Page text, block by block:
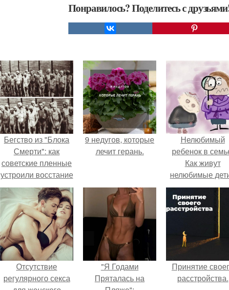
Понравилось? Поделитесь с
Бегство из "Блока
Смерти": как
советские пленные
устроили восстание
в концлагере.
9 недугов, которые
лечит герань.
Нелюбимый
ребенок в
Как живут
нелюбимые
Отсутствие
регулярного секса
"Я Годами
Пряталась на
Принятие
расстройства.